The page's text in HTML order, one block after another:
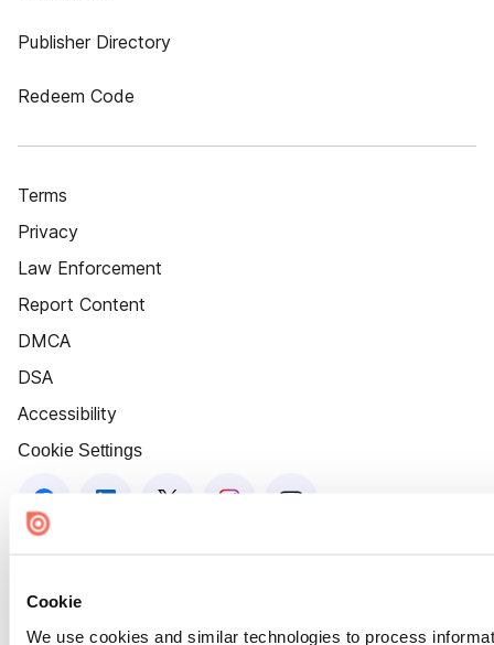
Cookie
We use cookies and similar technologies to process
Publisher Directory
Redeem Code
Terms
Privacy
Law Enforcement
Report Content
DMCA
DSA
Accessibility
Cookie Settings